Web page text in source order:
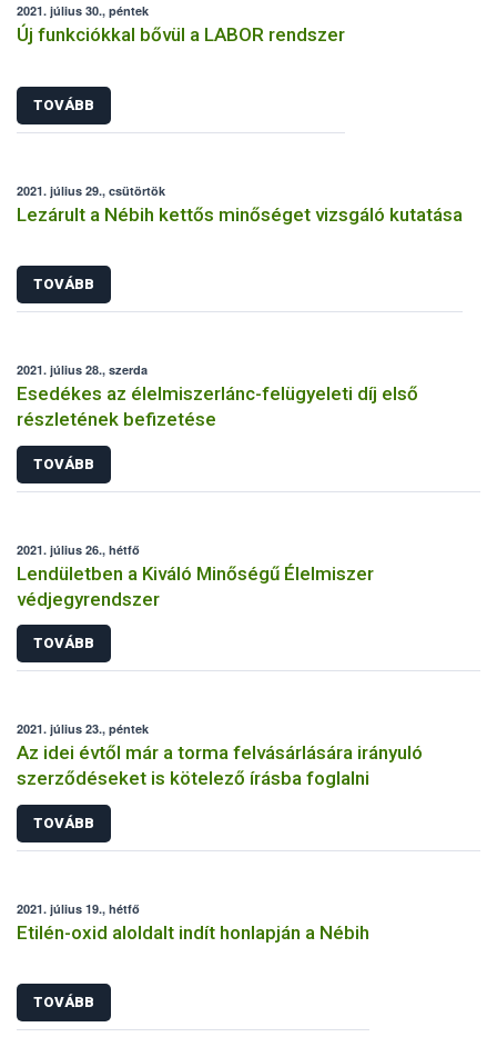
2021. július 30., péntek
Új funkciókkal bővül a LABOR rendszer
TOVÁBB
2021. július 29., csütörtök
Lezárult a Nébih kettős minőséget vizsgáló kutatása
TOVÁBB
2021. július 28., szerda
Esedékes az élelmiszerlánc-felügyeleti díj első
részletének befizetése
TOVÁBB
2021. július 26., hétfő
Lendületben a Kiváló Minőségű Élelmiszer
védjegyrendszer
TOVÁBB
2021. július 23., péntek
Az idei évtől már a torma felvásárlására irányuló
szerződéseket is kötelező írásba foglalni
TOVÁBB
2021. július 19., hétfő
Etilén-oxid aloldalt indít honlapján a Nébih
TOVÁBB